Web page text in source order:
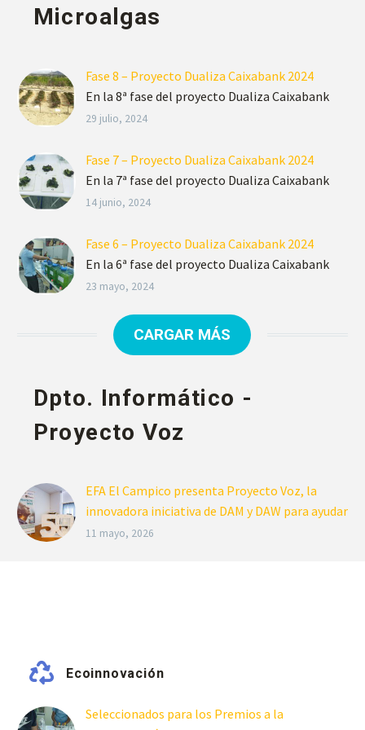
Microalgas
Fase 8 – Proyecto Dualiza Caixabank 2024
En la 8ª fase del proyecto Dualiza Caixabank
hemos realizado el último muestreo de
de microalgas…
29 julio, 2024
Fase 7 – Proyecto Dualiza Caixabank 2024
En la 7ª fase del proyecto Dualiza Caixabank
comenzamos con el ensayo en campo para
rendimiento en el cultivo…
14 junio, 2024
Fase 6 – Proyecto Dualiza Caixabank 2024
En la 6ª fase del proyecto Dualiza Caixabank
han traspasado las microalgas de los matraces
20 litros…
23 mayo, 2024
CARGAR MÁS
Dpto. Informático -
Proyecto Voz
EFA El Campico presenta Proyecto Voz, la
innovadora iniciativa de DAM y DAW para ayudar
a personas laringectomizadas
impacto social e innovación tecnológica.
11 mayo, 2026
Ecoinnovación
Seleccionados para los Premios a la